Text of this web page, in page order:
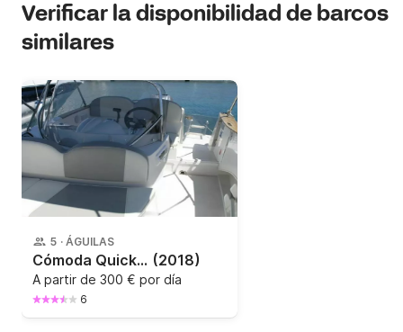
Verificar la disponibilidad de barcos
similares
5 · ÁGUILAS
Cómoda Quicksilver 505 para descubrir los parajes naturales de Águilas (2018)
A partir de 300 € por día
6